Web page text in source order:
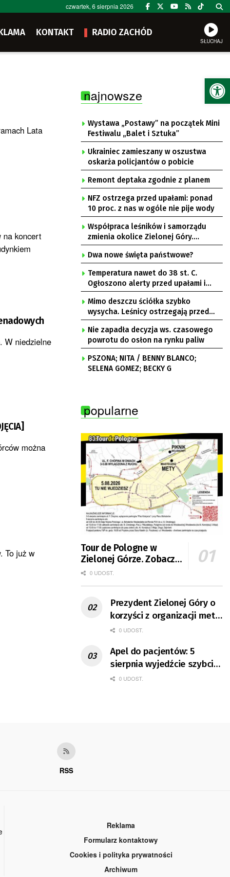
czwartek, 6 sierpnia 2026
KONTAKT RADIO ZACHÓD
SŁUCHAJ
Lata
na koncert
W niedzielne
można
To już w
najnowsze
Wystawa „Postawy” na początek Mini
Festiwalu „Balet i Sztuka”
Ukrainiec zamieszany w oszustwa
oskarża policjantów o pobicie
Remont deptaka zgodnie z planem
NFZ ostrzega przed upałami: ponad
10 proc. z nas w ogóle nie pije wody
Współpraca leśników i samorządu
zmienia okolice Zielonej Góry.
Powstają nowe ścieżki rowerowe
Dwa nowe święta państwowe?
Temperatura nawet do 38 st. C.
Ogłoszono alerty przed upałami i
burzami
Mimo deszczu ściółka szybko
wysycha. Leśnicy ostrzegają przed
pożarami
Nie zapadła decyzja ws. czasowego
powrotu do osłon na rynku paliw
PSZONA; NITA / BENNY BLANCO;
SELENA GOMEZ; BECKY G
popularne
Tour de Pologne w
Zielonej Górze. Zobacz
zmiany w organizacji
0 UDOST.
Prezydent Zielonej Góry o
korzyści z organizacji mety
Tour de Pologne
0 UDOST.
Apel do pacjentów: 5
sierpnia wyjedźcie szybciej
z domów
0 UDOST.
RSS
Reklama
Formularz kontaktowy
Cookies i polityka prywatności
Archiwum